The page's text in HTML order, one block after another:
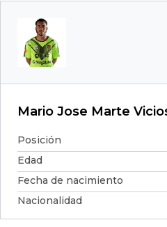
Mario Jose Marte
Posición
Edad
Fecha de nacimiento
Nacionalidad